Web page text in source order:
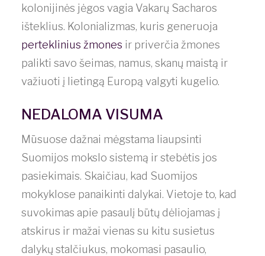
kolonijinės jėgos vagia Vakarų Sacharos
išteklius. Kolonializmas, kuris generuoja
perteklinius žmones ir priverčia žmones
palikti savo šeimas, namus, skanų maistą ir
važiuoti į lietingą Europą valgyti kugelio.
NEDALOMA VISUMA
Mūsuose dažnai mėgstama liaupsinti
Suomijos mokslo sistemą ir stebėtis jos
pasiekimais. Skaičiau, kad Suomijos
mokyklose panaikinti dalykai. Vietoje to, kad
suvokimas apie pasaulį būtų dėliojamas į
atskirus ir mažai vienas su kitu susietus
dalykų stalčiukus, mokomasi pasaulio,